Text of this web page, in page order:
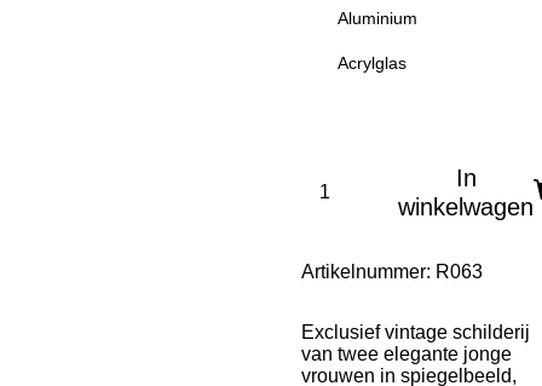
Aluminium
Acrylglas
In
winkelwagen
Artikelnummer: R063
Exclusief vintage schilderij
van twee elegante jonge
vrouwen in spiegelbeeld,